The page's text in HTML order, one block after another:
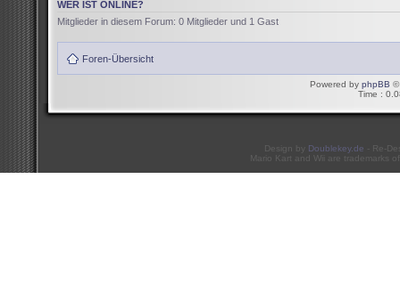
WER IST ONLINE?
Mitglieder in diesem Forum: 0 Mitglieder und 1 Gast
Foren-Übersicht
Powered by phpBB ©
Time :
Design by Doublekey.de - Re-
Mario Kart and Wii are trademarks